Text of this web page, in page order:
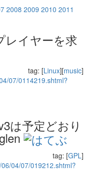
2008 2009 2010 2011
レイヤーを求
tag: [Linux][music]
07/0114219.shtml?
は予定どおり
tag: [GPL]
04/07/019212.shtml?